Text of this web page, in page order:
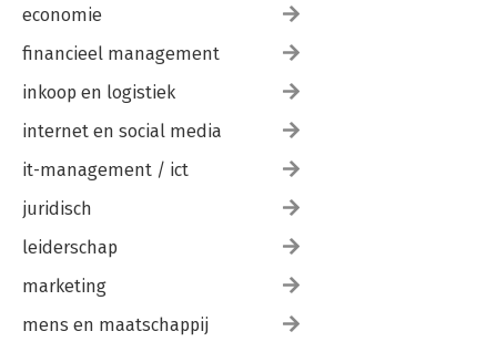
economie
financieel management
inkoop en logistiek
internet en social media
it-management / ict
juridisch
leiderschap
marketing
mens en maatschappij